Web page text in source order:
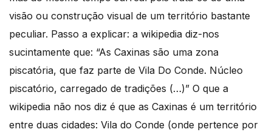
visão ou construção visual de um território bastante
peculiar. Passo a explicar: a wikipedia diz-nos
sucintamente que: “As Caxinas são uma zona
piscatória, que faz parte de Vila Do Conde. Núcleo
piscatório, carregado de tradições (…)” O que a
wikipedia não nos diz é que as Caxinas é um território
entre duas cidades: Vila do Conde (onde pertence por